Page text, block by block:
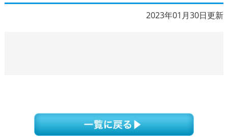
2023年01月30日更新